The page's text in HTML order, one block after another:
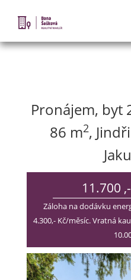
Pronájem, byt
86 m2,
11.700 ,-
Záloha na dodávku
4.300,- Kč/měsíc. Vratná